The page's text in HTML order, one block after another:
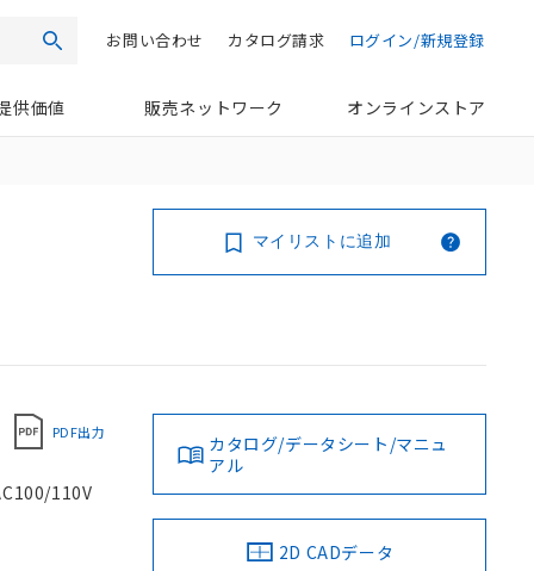
検索 ログイン/新規登録
カタログ請求
お問い合わせ
供価値 販売ネットワーク オンラインストア
マイリストに追加
PDF出力
110V
カタログ/データシート/マニュ
アル
2D CADデータ